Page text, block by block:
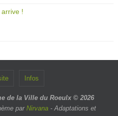
!
Infos
de la Ville du Roeulx © 2026
par Nirvana- Adaptations et